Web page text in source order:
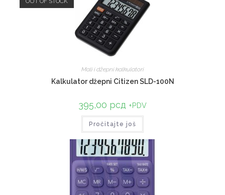
Mali i džepni kalkulatori
Kalkulator džepni Citizen SLD-100N
395,00 рсд +PDV
Pročitajte još